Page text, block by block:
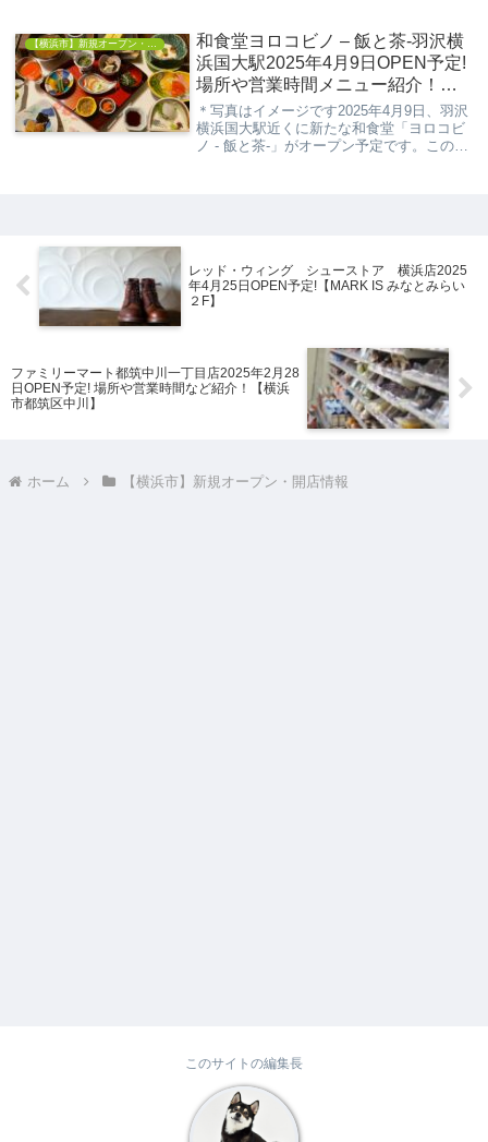
ています。小机駅から徒歩1分という好立
地で...
【横浜市】新規オープン・開店情報
和食堂ヨロコビノ – 飯と茶-羽沢横
浜国大駅2025年4月9日OPEN予定!
場所や営業時間メニュー紹介！
【横浜市神奈川区羽沢南】
＊写真はイメージです2025年4月9日、羽沢
横浜国大駅近くに新たな和食堂「ヨロコビ
ノ - 飯と茶-」がオープン予定です。このお
レッド・ウィング シューストア 横浜店2025
年4月25日OPEN予定!【MARK IS みなとみらい
２F】
ファミリーマート都筑中川一丁目店2025年2月28
日OPEN予定! 場所や営業時間など紹介！【横浜
市都筑区中川】
ホーム 【横浜市】新規オープン・開店情報
このサイトの編集長